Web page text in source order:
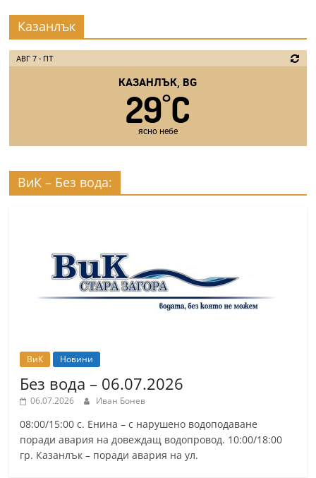
Казанлък
АВГ 7 - ПТ
КАЗАНЛЪК, BG
29°C
ясно небе
ВиК – Без вода:
ВиК Новини
Без вода – 06.07.2026
06.07.2026 Иван Бонев
08:00/15:00 с. Енина – с нарушено водоподаване
поради авария на довеждащ водопровод. 10:00/18:00
гр. Казанлък – поради авария на ул.